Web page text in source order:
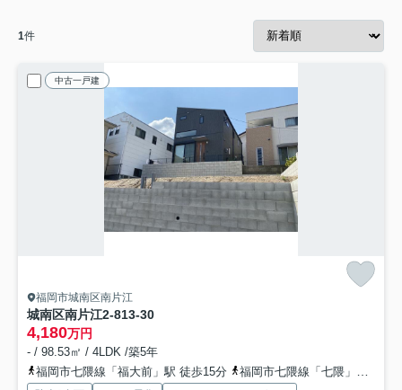
1件
中古一戸建
福岡市城南区南片江
城南区南片江2‐813‐30
4,180万円
- / 98.53㎡ / 4LDK /築5年
福岡市七隈線「福大前」駅 徒歩15分
福岡市七隈線「七隈」駅 徒歩23分